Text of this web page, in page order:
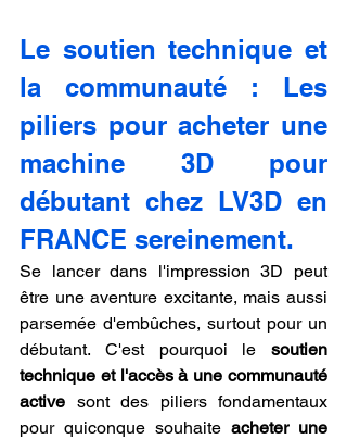
Le soutien technique et
la communauté : Les
piliers pour acheter une
machine 3D pour
débutant chez LV3D en
FRANCE sereinement.
Se lancer dans l'impression 3D peut
être une aventure excitante, mais aussi
parsemée d'embûches, surtout pour un
débutant. C'est pourquoi le soutien
technique et l'accès à une communauté
active sont des piliers fondamentaux
pour quiconque souhaite acheter une